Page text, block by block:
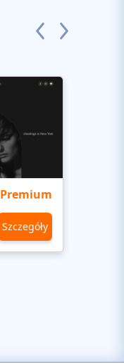
Premium
Szczegóły